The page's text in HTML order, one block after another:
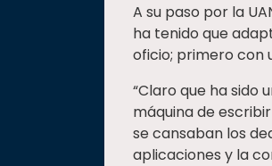
A su paso por la
ha tenido que
oficio; primero con
“Claro que ha sido
máquina de
se cansaban los
aplicaciones y la